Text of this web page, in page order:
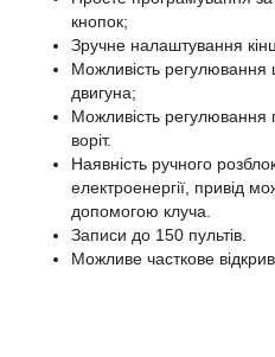
кнопок;
Зручне налаштування
Можливість регулювання
двигуна;
Можливість регулювання
воріт.
Наявність ручного
електроенергії, привід
допомогою клуча.
Записи до 150 пультів.
Можливе часткове